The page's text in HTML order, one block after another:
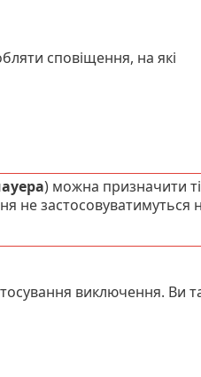
сповіщення, на які
) можна призначити
не застосовуватимуться
виключення. Ви